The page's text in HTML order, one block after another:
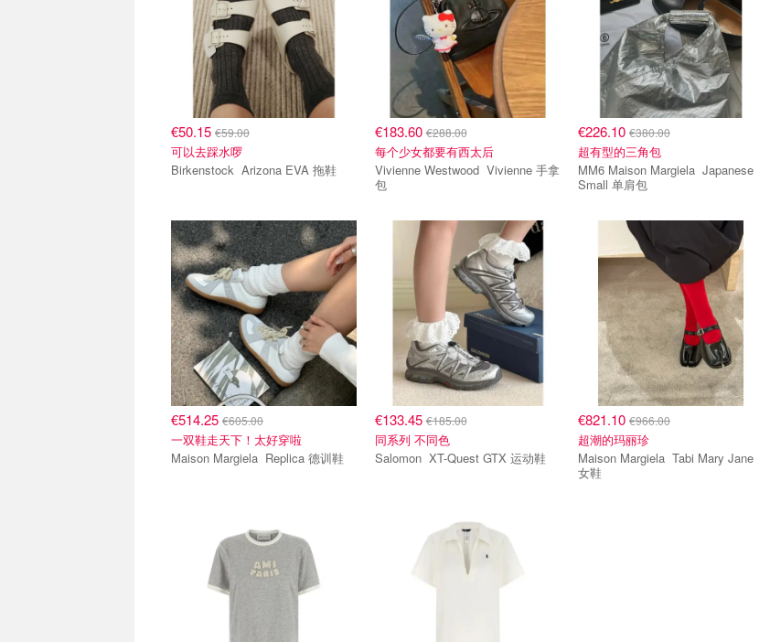
€50.15 €59.00
可以去踩水啰
Birkenstock Arizona EVA 拖鞋
€183.60€288.00
每个少女都要有西太后
Vivienne Westwood Vivienne 手拿
包
€226.10 €380.00
超有型的三角包
MM6 Maison Margiela Japanese
Small 单肩包
€514.25 €605.00
一双鞋走天下！太好穿啦
Maison Margiela Replica 德训鞋
€133.45€185.00
同系列 不同色
Salomon XT-Quest GTX 运动鞋
€821.10 €966.00
超潮的玛丽珍
Maison Margiela Tabi Mary Jane
女鞋